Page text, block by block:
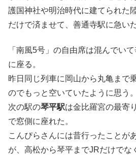
護国神社や明治時代に建てられた
だけで済ませて、善通寺駅に急いだ
「南風5号」の自由席は混んでい
に座る。
昨日同じ列車に岡山から丸亀まで
のでもっと空いていたように思う。
次の駅の琴平駅は金比羅宮の最寄
で窓側に座れた。
こんぴらさんには昔行ったことが
が、高松から琴平までJRだけでな